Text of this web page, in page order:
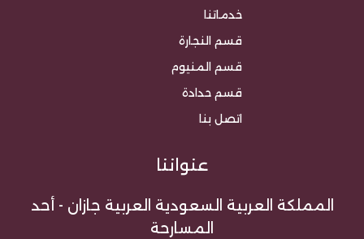
خدماتنا
قسم النجارة
قسم المنيوم
قسم حدادة
اتصل بنا
عنواننا
المملكة العربية السعودية العربية جازان - أحد
المسارحة